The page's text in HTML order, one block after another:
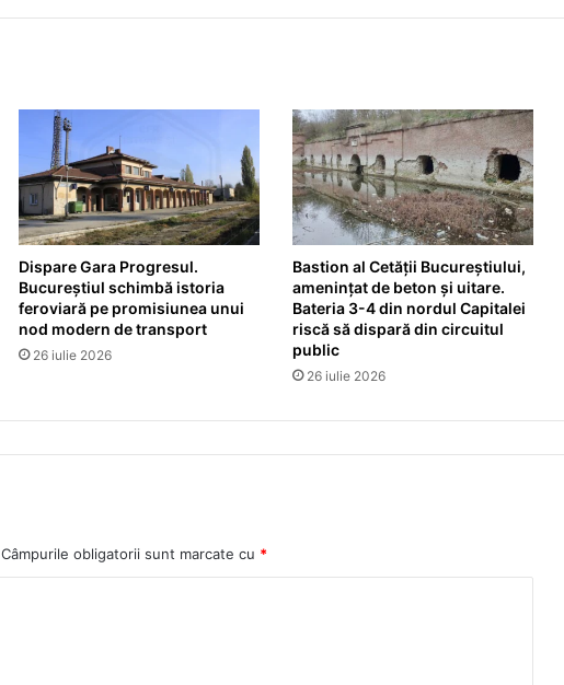
Dispare Gara Progresul.
Bucureștiul schimbă istoria
feroviară pe promisiunea unui
nod modern de transport
26 iulie 2026
Bastion al Cetății Bucureștiului,
amenințat de beton și uitare.
Bateria 3-4 din nordul Capitalei
riscă să dispară din circuitul
public
26 iulie 2026
Câmpurile obligatorii sunt marcate cu *